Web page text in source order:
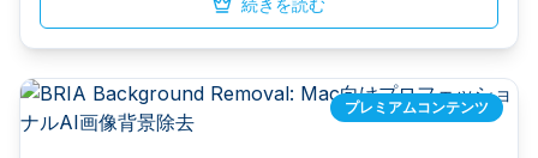
元された画像を実現します。
続きを読む
プレミアムコンテンツ